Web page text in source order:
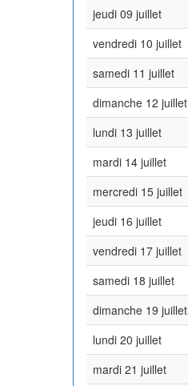
jeudi 09 juillet
vendredi 10 juillet
samedi 11 juillet
dimanche 12 juillet
lundi 13 juillet
mardi 14 juillet
mercredi 15 juillet
jeudi 16 juillet
vendredi 17 juillet
samedi 18 juillet
dimanche 19 juillet
lundi 20 juillet
mardi 21 juillet